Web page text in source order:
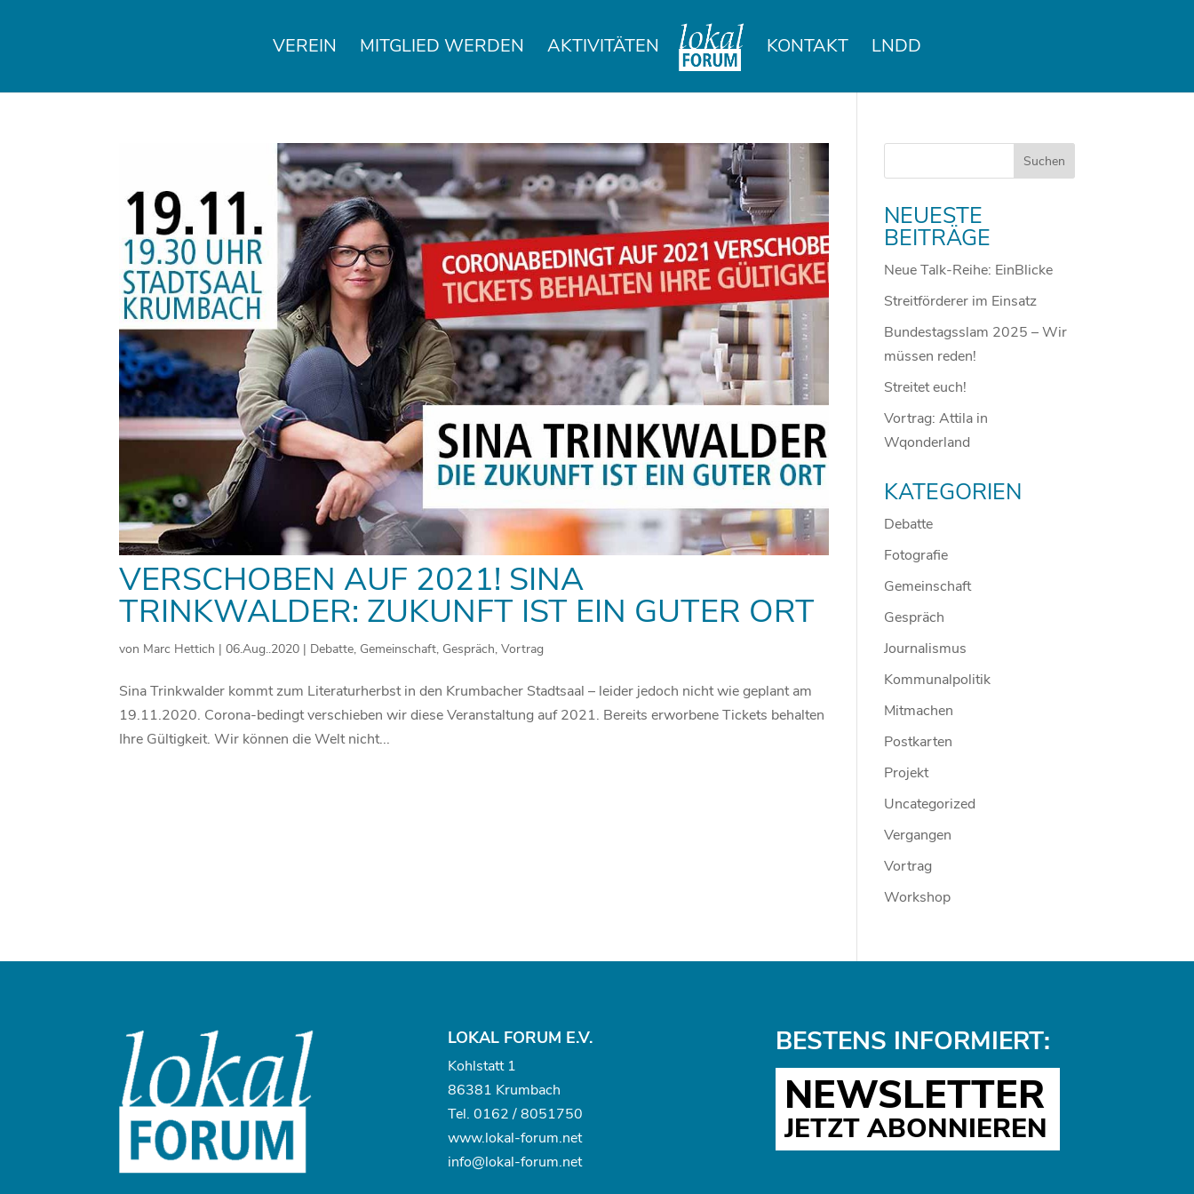
VEREIN MITGLIED WERDEN AKTIVITÄTEN KONTAKT LNDD
VERSCHOBEN AUF 2021! SINA
TRINKWALDER: ZUKUNFT IST EIN GUTER ORT
von Marc Hettich |06.Aug..2020 | Debatte, Gemeinschaft, Gespräch,Vortrag
Sina Trinkwalder kommt zum Literaturherbst in den Krumbacher Stadtsaal – leider jedoch nicht wie geplant am
19.11.2020. Corona-bedingt verschieben wir diese Veranstaltung auf 2021. Bereits erworbene Tickets behalten
Ihre Gültigkeit. Wir können die Welt nicht...
NEUESTE
BEITRÄGE
Neue Talk-Reihe: EinBlicke
Streitförderer im Einsatz
Bundestagsslam 2025 – Wir
müssen reden!
Streitet euch!
Vortrag: Attila in
Wqonderland
KATEGORIEN
Debatte
Fotografie
Gemeinschaft
Gespräch
Journalismus
Kommunalpolitik
Mitmachen
Postkarten
Projekt
Uncategorized
Vergangen
Vortrag
Workshop
LOKAL FORUM E.V.
Kohlstatt 1
86381 Krumbach
Tel. 0162 / 8051750
www.lokal-forum.net
info@lokal-forum.net
BESTENS INFORMIERT:
NEWSLETTER
JETZT ABONNIEREN